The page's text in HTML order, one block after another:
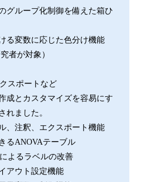
ループ化制御を備えた箱ひ
変数に応じた色分け機能
が対象）
スポートなど
成とカスタマイズを容易にす
れました。
注釈、エクスポート機能
ANOVAテーブル
よるラベルの改善
ウト設定機能